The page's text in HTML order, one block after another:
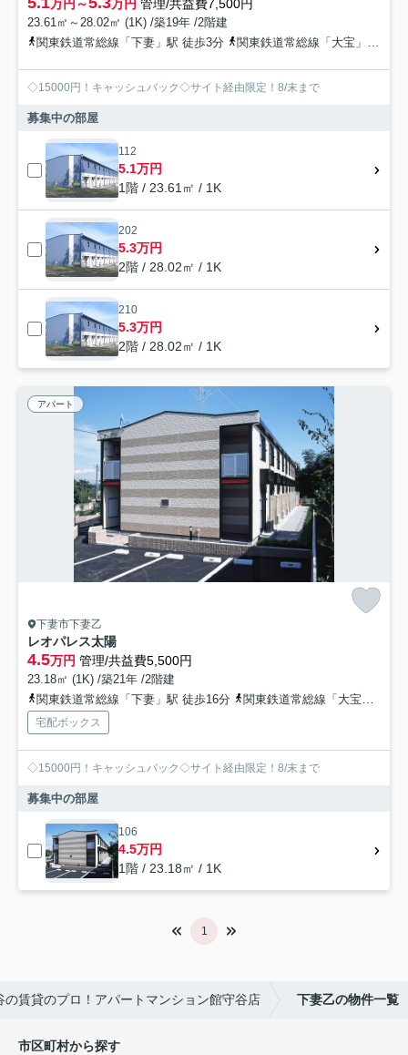
万円～ 万円 管理/共益費7,500円
23.61㎡～28.02㎡ (1K) /築19年 /2階建
関東鉄道常総線「下妻」駅 徒歩3分
関東鉄道常総線「大宝」駅 徒歩40分
◇15000円！キャッシュバック◇サイト経由限定！8/末まで
募集中の部屋
112
5.1万円
1階 / 23.61㎡ / 1K
202
5.3万円
2階 / 28.02㎡ / 1K
210
5.3万円
2階 / 28.02㎡ / 1K
アパート
下妻市下妻乙
レオパレス太陽
4.5万円 管理/共益費5,500円
23.18㎡ (1K) /築21年 /2階建
関東鉄道常総線「下妻」駅 徒歩16分
関東鉄道常総線「大宝」駅 徒歩27分
宅配ボックス
◇15000円！キャッシュバック◇サイト経由限定！8/末まで
募集中の部屋
106
4.5万円
1階 / 23.18㎡ / 1K
1
の賃貸のプロ！アパートマンション館守谷店 下妻乙の物件一覧
市区町村から探す